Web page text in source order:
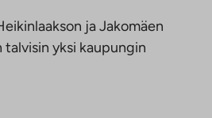
ja Jakomäen
yksi kaupungin